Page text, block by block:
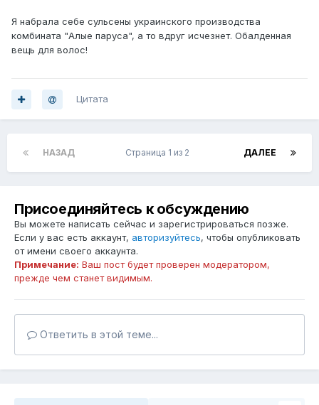
Я набрала себе сульсены украинского производства
комбината "Алые паруса", а то вдруг исчезнет. Обалденная
вещь для волос!
Цитата
НАЗАД ДАЛЕЕ
Страница 1 из 2
Присоединяйтесь к обсуждению
Вы можете написать сейчас и зарегистрироваться позже.
Если у вас есть аккаунт, авторизуйтесь, чтобы опубликовать
от имени своего аккаунта.
Примечание: Ваш пост будет проверен модератором,
прежде чем станет видимым.
Ответить в этой теме...